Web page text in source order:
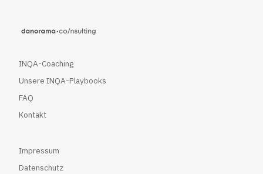
INQA-Coaching
Unsere INQA-Playbooks
FAQ
Kontakt
Impressum
Datenschutz